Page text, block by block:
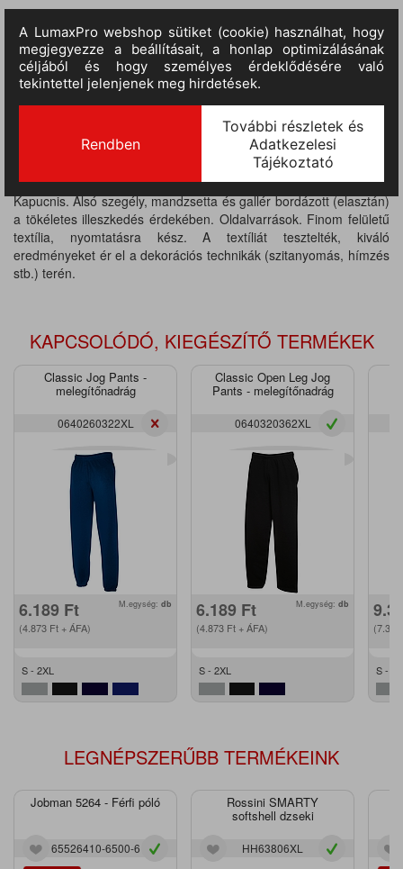
TERMÉKINFORMÁCIÓ
MÉRETTÁBLÁZAT
Anyaga: 50% pamut / 50% poliészter, súlya: 270 g / m2.
Kapucnis. Alsó szegély, mandzsetta és gallér bordázott (elasztán)
a tökéletes illeszkedés érdekében. Oldalvarrások. Finom felületű
textília, nyomtatásra kész. A textíliát tesztelték, kiváló
eredményeket ér el a dekorációs technikák (szitanyomás, hímzés
stb.) terén.
KAPCSOLÓDÓ, KIEGÉSZÍTŐ TERMÉKEK
Classic Jog Pants -
melegítőnadrág
0640260322XL
6.189 Ft
(4.873 Ft + ÁFA)
M.egység: db
S - 2XL
Classic Open Leg Jog
Pants - melegítőnadrág
0640320362XL
6.189 Ft
(4.873 Ft + ÁFA)
M.egység: db
S - 2XL
(7.364
S -
LEGNÉPSZERŰBB TERMÉKEINK
Jobman 5264 - Férfi póló
65526410-6500-6
Rossini SMARTY
softshell dzseki
HH63806XL